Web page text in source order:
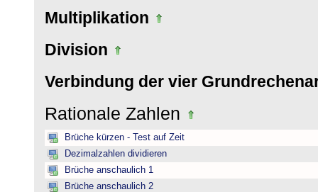
Multiplikation
Division
Verbindung der vier
Rationale Zahlen
Brüche kürzen - Test auf Zeit
Dezimalzahlen dividieren
Brüche anschaulich 1
Brüche anschaulich 2